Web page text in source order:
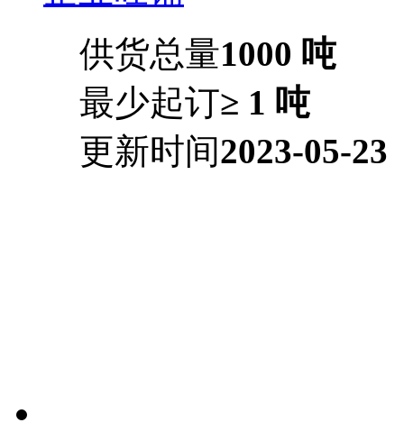
供货总量1000 吨
最少起订≥ 1 吨
更新时间2023-05-23